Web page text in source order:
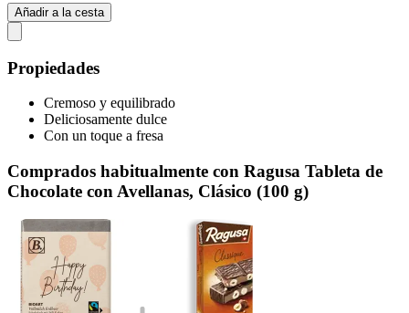
Añadir a la cesta
Propiedades
Cremoso y equilibrado
Deliciosamente dulce
Con un toque a fresa
Comprados habitualmente con Ragusa Tableta de
Chocolate con Avellanas, Clásico (100 g)